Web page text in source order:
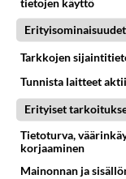
enemmistön
1 Äänestä
Suomeen
tietojen käyttö
Erityisominaisuudet
Tarkkojen
Tunnista laitteet
Erityiset
Tietoturva,
korjaaminen
Mainonnan ja